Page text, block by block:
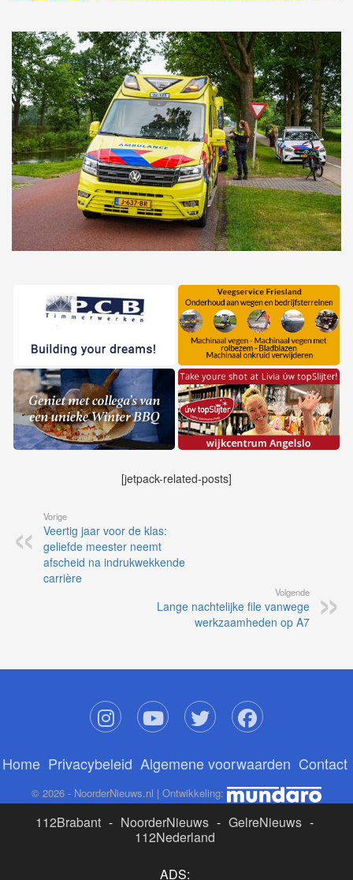
[jetpack-related-posts]
Vorige
Veertig jaar voor de klas:
geliefde meester neemt
afscheid na indrukwekkende
carrière
Volgende
Lange nachtelijke file vanwege
werkzaamheden op A7
Home Privacybeleid Algemene voorwaarden Contact
© 2026 - NoorderNieuws.nl | Ontwikkeling:
112Brabant - NoorderNieuws - GelreNieuws -
112Nederland
ADS: